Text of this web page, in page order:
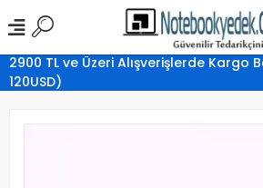
2900 TL ve Üzeri Alışverişlerde Kargo
120USD)